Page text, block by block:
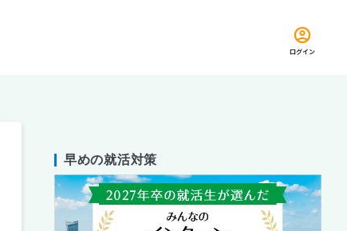
ログイン
早めの就活対策